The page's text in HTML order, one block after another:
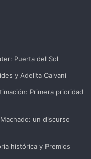
Puerta del Sol
y Adelita Calvani
Primera prioridad
un discurso
histórica y Premios